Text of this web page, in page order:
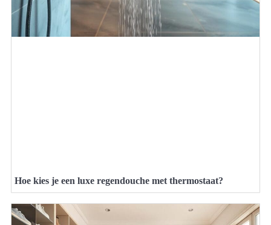
Hoe kies je een luxe regendouche met thermostaat?